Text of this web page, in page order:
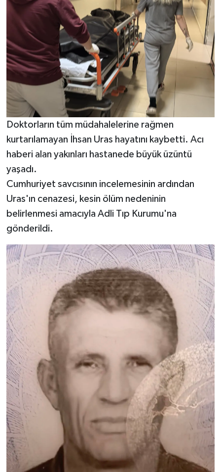
Doktorların tüm müdahalelerine rağmen
kurtarılamayan İhsan Uras hayatını kaybetti. Acı
haberi alan yakınları hastanede büyük üzüntü
yaşadı.
Cumhuriyet savcısının incelemesinin ardından
Uras'ın cenazesi, kesin ölüm nedeninin
belirlenmesi amacıyla Adli Tıp Kurumu'na
gönderildi.